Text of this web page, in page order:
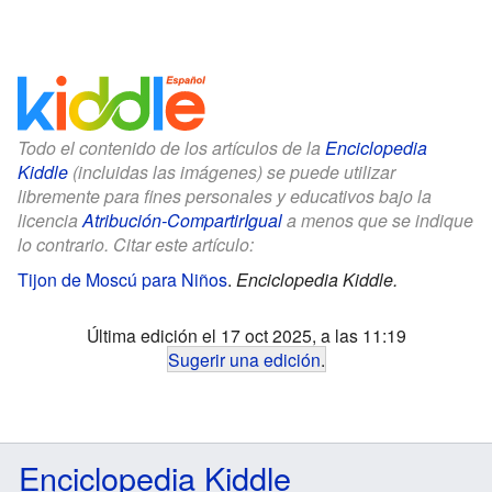
Todo el contenido de los artículos de la Enciclopedia
Kiddle (incluidas las imágenes) se puede utilizar
libremente para fines personales y educativos bajo la
licenciaAtribución-CompartirIguala menos que se indique
lo contrario. Citar este artículo:
Tijon de Moscú para Niños. Enciclopedia Kiddle.
Última edición el 17 oct 2025, a las 11:19
Sugerir una edición.
Enciclopedia Kiddle